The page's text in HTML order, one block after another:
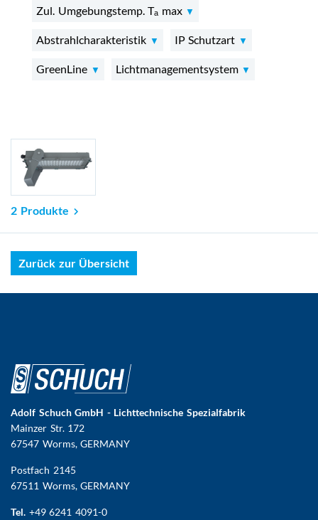
Zul. Umgebungstemp. Tₐ max
Abstrahlcharakteristik IP Schutzart
GreenLine Lichtmanagementsystem
2 Produkte
Zurück zur Übersicht
Adolf Schuch GmbH - Lichttechnische Spezialfabrik
Mainzer Str. 172
67547 Worms, GERMANY
Postfach 2145
67511 Worms, GERMANY
Tel. +49 6241 4091-0